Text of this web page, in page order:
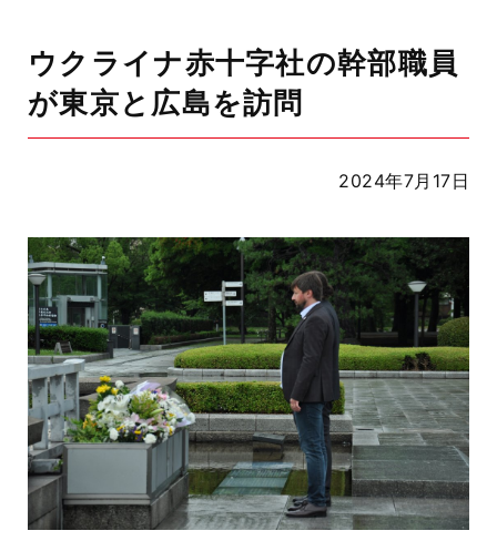
ウクライナ赤十字社の幹部職員
が東京と広島を訪問
2024年7月17日